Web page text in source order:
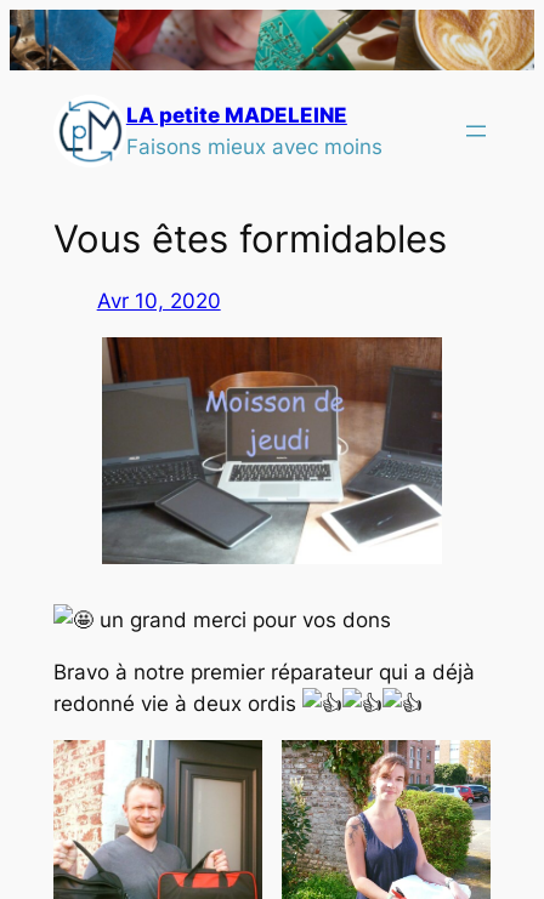
LA petite MADELEINE
Faisons mieux avec moins
Vous êtes formidables
Avr 10, 2020
un grand merci pour vos dons
Bravo à notre premier réparateur qui a déjà
redonné vie à deux ordis